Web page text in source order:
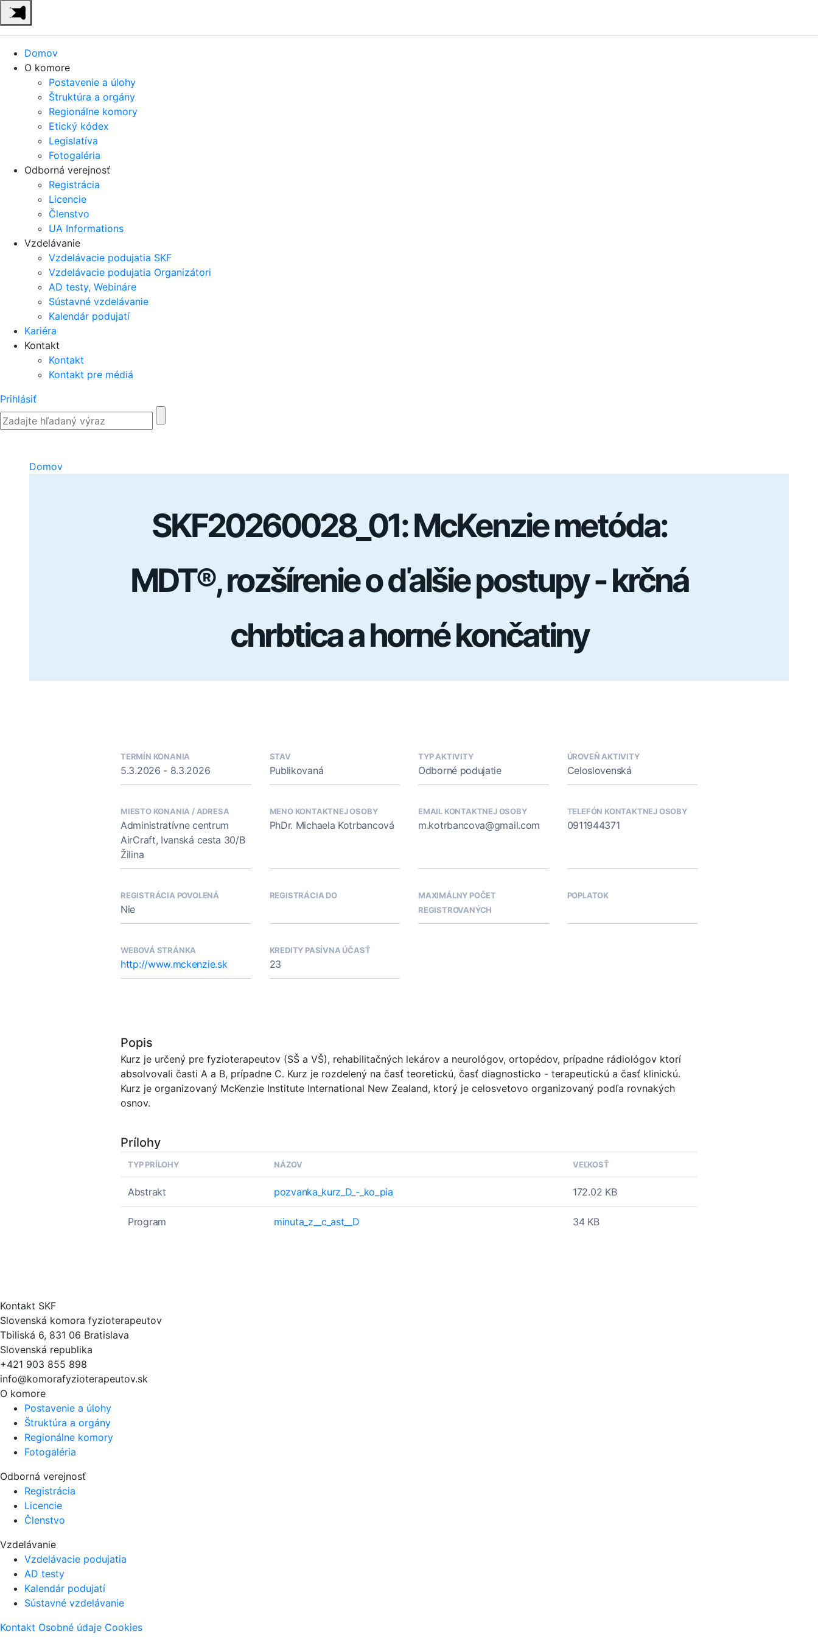
Domov
O komore
Postavenie a úlohy
Štruktúra a orgány
Regionálne komory
Etický kódex
Legislatíva
Fotogaléria
Odborná verejnosť
Registrácia
Licencie
Členstvo
UA Informations
Vzdelávanie
Vzdelávacie podujatia SKF
Vzdelávacie podujatia Organizátori
AD testy, Webináre
Sústavné vzdelávanie
Kalendár podujatí
Kariéra
Kontakt
Kontakt
Kontakt pre médiá
Prihlásiť
Domov
SKF20260028_01: McKenzie metóda:
MDT®, rozšírenie o ďalšie postupy - krčná
chrbtica a horné končatiny
TERMÍN KONANIA
5.3.2026 - 8.3.2026
STAV
Publikovaná
TYP AKTIVITY
Odborné podujatie
ÚROVEŇ AKTIVITY
Celoslovenská
MIESTO KONANIA / ADRESA
Administratívne centrum
AirCraft, Ivanská cesta 30/B
Žilina
MENO KONTAKTNEJ OSOBY
PhDr. Michaela Kotrbancová
EMAIL KONTAKTNEJ OSOBY
m.kotrbancova@gmail.com
TELEFÓN KONTAKTNEJ OSOBY
0911944371
REGISTRÁCIA POVOLENÁ
Nie
REGISTRÁCIA DO
MAXIMÁLNY POČET
REGISTROVANÝCH
POPLATOK
WEBOVÁ STRÁNKA
http://www.mckenzie.sk
KREDITY PASÍVNA ÚČASŤ
23
Popis
Kurz je určený pre fyzioterapeutov (SŠ a VŠ), rehabilitačných lekárov a neurológov, ortopédov, prípadne rádiológov ktorí
absolvovali časti A a B, prípadne C. Kurz je rozdelený na časť teoretickú, časť diagnosticko - terapeutickú a časť klinickú.
Kurz je organizovaný McKenzie Institute International New Zealand, ktorý je celosvetovo organizovaný podľa rovnakých
osnov.
Prílohy
TYP PRÍLOHY NÁZOV VEĽKOSŤ
Abstrakt pozvanka_kurz_D_-_ko_pia 172.02 KB
Program minuta_z__c_ast__D 34 KB
Kontakt SKF
Slovenská komora fyzioterapeutov
Tbiliská 6, 831 06 Bratislava
Slovenská republika
+421 903 855 898
info@komorafyzioterapeutov.sk
O komore
Postavenie a úlohy
Štruktúra a orgány
Regionálne komory
Fotogaléria
Odborná verejnosť
Registrácia
Licencie
Členstvo
Vzdelávanie
Vzdelávacie podujatia
AD testy
Kalendár podujatí
Sústavné vzdelávanie
Kontakt Osobné údaje Cookies